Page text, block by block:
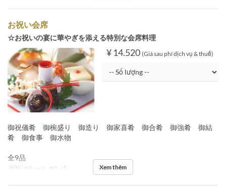
お祝い会席
☆お祝いの宴に華やぎを添える特別な会席料理
¥ 14.520 (Giá sau phí dịch vụ & thuế)
御祝儀肴 御椀盛り 御造り 御家喜肴 御合肴 御強肴 御結
肴 御食事 御水物
全9品
Bữa Bữa trưa, Bữa tối Xem thêm